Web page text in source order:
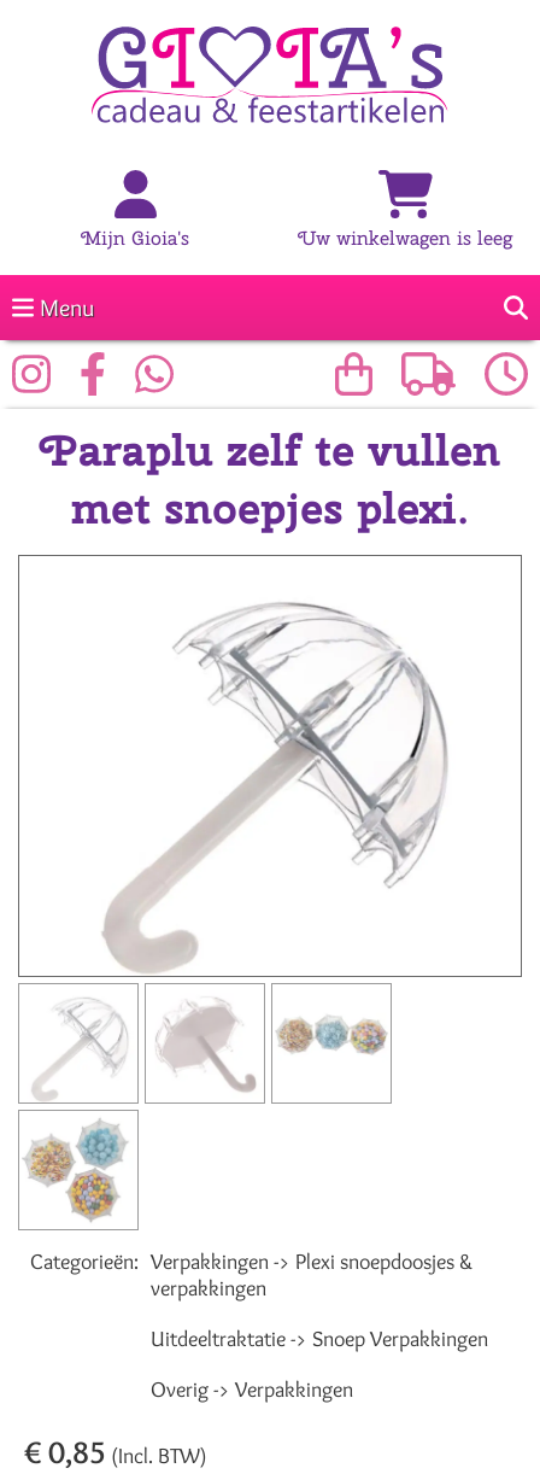
Mijn Gioia's Uw winkelwagen is leeg
Menu
Paraplu zelf te vullen
met snoepjes plexi.
Categorieën: Verpakkingen -> Plexi snoepdoosjes &
verpakkingen
Uitdeeltraktatie -> Snoep Verpakkingen
Overig -> Verpakkingen
€ 0,85 (Incl. BTW)